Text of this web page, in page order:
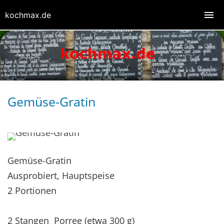
Gemüse-Gratin
Gemüse-Gratin
Ausprobiert, Hauptspeise
2 Portionen
2 Stangen Porree (etwa 300 g)
kochmax.de